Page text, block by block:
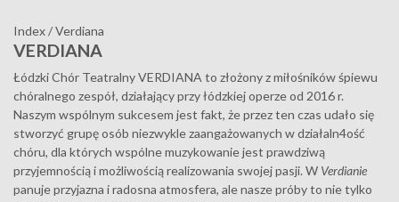
Index/Verdiana
VERDIANA
Łódzki Chór Teatralny VERDIANA to złożony z miłośników śpiewu
chóralnego zespół, działający przy łódzkiej operze od 2016 r.
Naszym wspólnym sukcesem jest fakt, że przez ten czas udało się
stworzyć grupę osób niezwykle zaangażowanych w działaln4ość
chóru, dla których wspólne muzykowanie jest prawdziwą
przyjemnością i możliwością realizowania swojej pasji. W Verdianie
panuje przyjazna i radosna atmosfera, ale nasze próby to nie tylko